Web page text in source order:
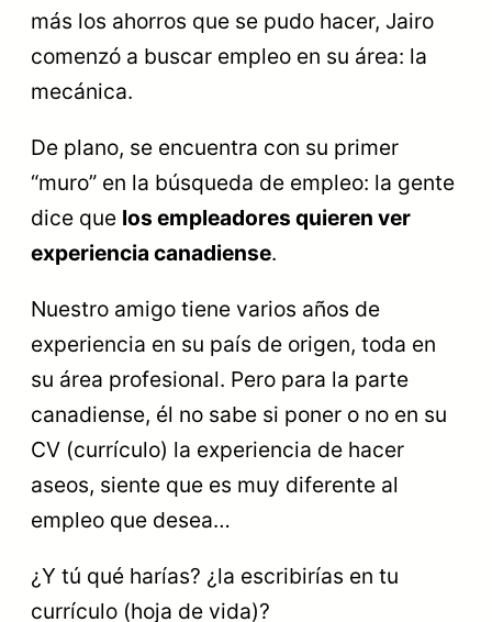
más los ahorros que se pudo hacer, Jairo
comenzó a buscar empleo en su área: la
mecánica.
De plano, se encuentra con su primer
“muro” en la búsqueda de empleo: la gente
dice que los empleadores quieren ver
experiencia canadiense.
Nuestro amigo tiene varios años de
experiencia en su país de origen, toda en
su área profesional. Pero para la parte
canadiense, él no sabe si poner o no en su
CV (currículo) la experiencia de hacer
aseos, siente que es muy diferente al
empleo que desea…
¿Y tú qué harías? ¿la escribirías en tu
currículo (hoja de vida)?